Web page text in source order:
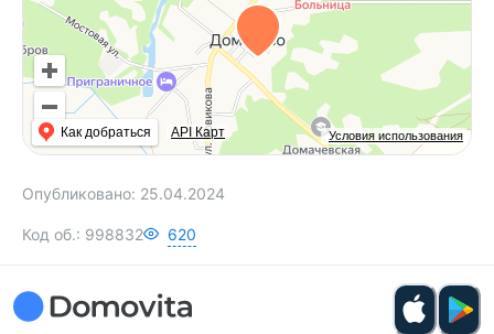
Условия использования
Как добраться API Карт
Опубликовано: 25.04.2024
Код об.: 998832 620